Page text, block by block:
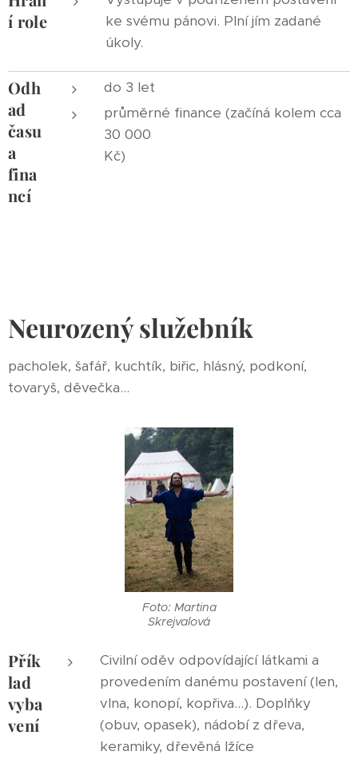
í role
ke svému pánovi. Plní jím zadané
úkoly.
Odh
ad
času
a
fina
ncí
do 3 let
průměrné finance (začíná kolem cca
30 000
Kč)
Neurozený služebník
pacholek, šafář, kuchtík, biřic, hlásný, podkoní,
tovaryš, děvečka...
Foto: Martina
Skrejvalová
Přík
lad
vyba
vení
Civilní oděv odpovídající látkami a
provedením danému postavení (len,
vlna, konopí, kopřiva...). Doplňky
(obuv, opasek), nádobí z dřeva,
keramiky, dřevěná lžíce